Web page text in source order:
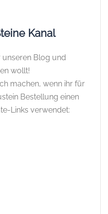
Kanal
unseren Blog und
wollt!
machen, wenn ihr für
Bestellung einen
Links verwendet: